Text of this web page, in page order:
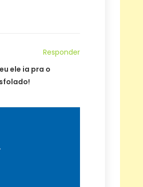
Responder
ele ia pra o